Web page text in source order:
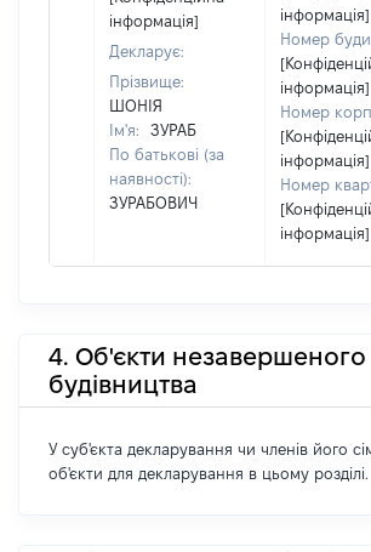
інформація]
Декларує:
Прізвище:
ШОНІЯ
Ім'я:
ЗУРАБ
По батькові (за
наявності):
ЗУРАБОВИЧ
інформація]
Номер
інформація]
Номер
інформація]
Номер
інформація]
4. Об'єкти незавершеного
будівництва
У суб'єкта декларування чи членів його
об'єкти для декларування в цьому розділі.